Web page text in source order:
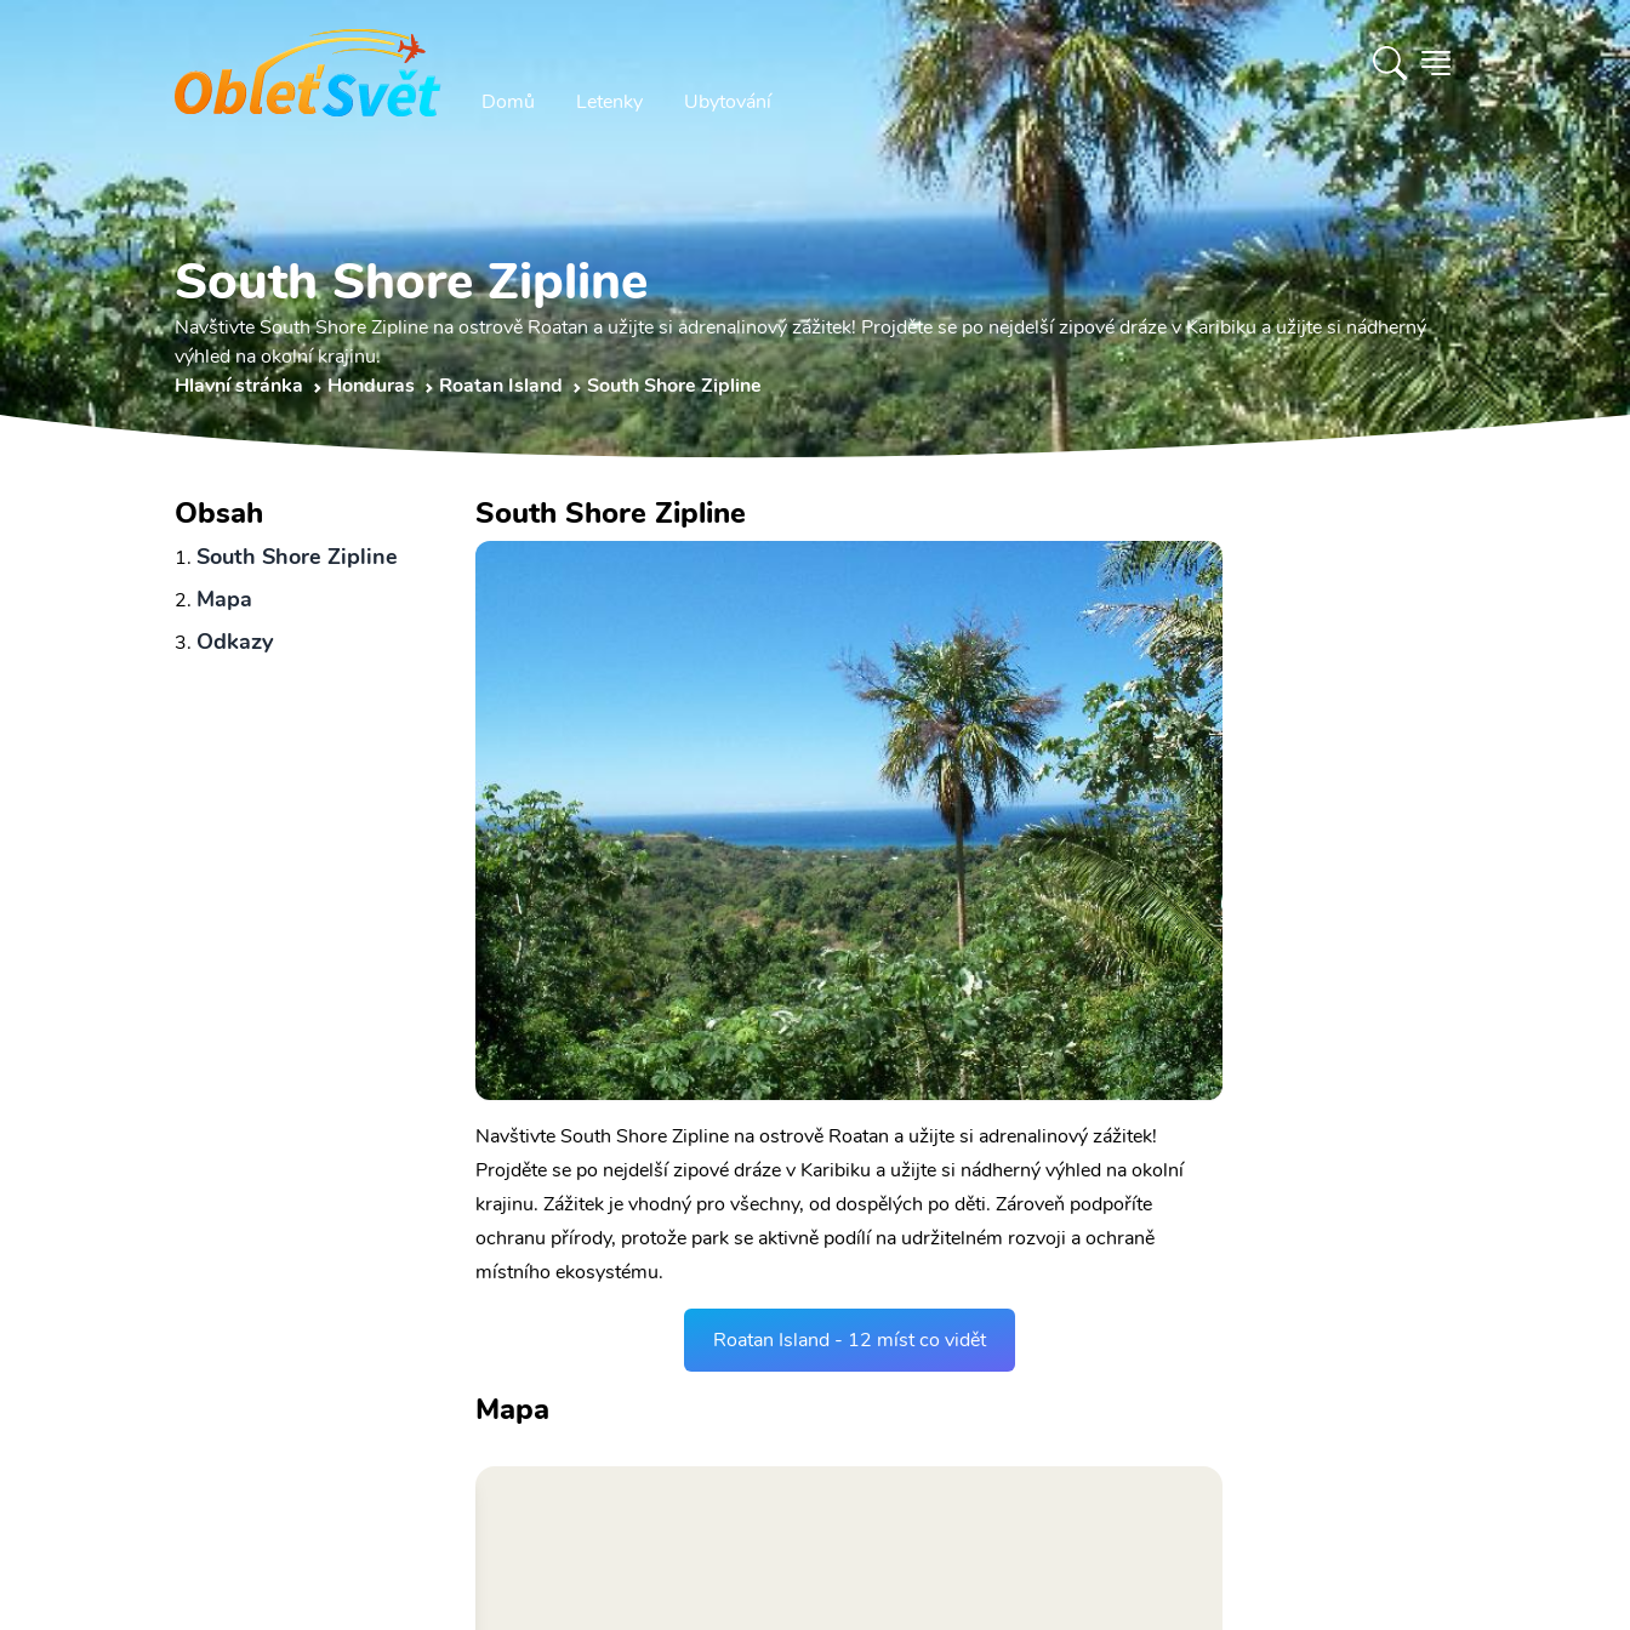
Domů Letenky Ubytování
South Shore Zipline
Navštivte South Shore Zipline na ostrově Roatan a užijte si adrenalinový zážitek! Projděte se po nejdelší zipové dráze v Karibiku a užijte si nádherný
výhled na okolní krajinu.
Hlavní stránka
Honduras Roatan Island South Shore Zipline
Obsah
South Shore Zipline
Mapa
Odkazy
South Shore Zipline
Navštivte South Shore Zipline na ostrově Roatan a užijte si adrenalinový zážitek!
Projděte se po nejdelší zipové dráze v Karibiku a užijte si nádherný výhled na okolní
krajinu. Zážitek je vhodný pro všechny, od dospělých po děti. Zároveň podpoříte
ochranu přírody, protože park se aktivně podílí na udržitelném rozvoji a ochraně
místního ekosystému.
Roatan Island - 12 míst co vidět
Mapa